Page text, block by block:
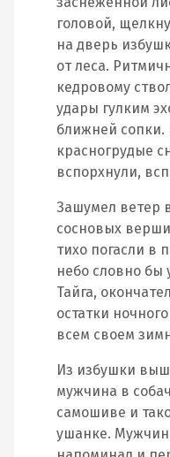
головой,
на дверь
от леса.
кедровому
удары гулким
ближней сопки.
красногрудые
вспорхнули,
Зашумел ветер
сосновых
тихо погасли в
небо словно бы
Тайга,
остатки
всем своем
Из избушки
мужчина в
самошиве и
ушанке.